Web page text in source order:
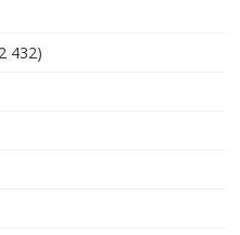
432)